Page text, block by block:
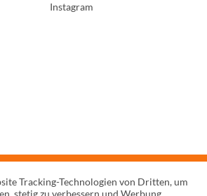
Instagram
Tracking-Technologien von Dritten, um
stetig zu verbessern und Werbung